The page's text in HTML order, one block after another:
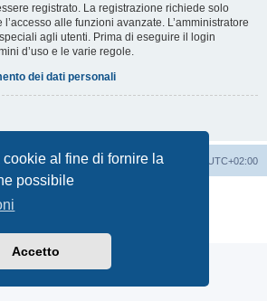
al fine di fornire la
possibile
Accetto
registrato. La registrazione richiede solo
alle funzioni avanzate. L’amministratore
agli utenti. Prima di eseguire il login
d’uso e le varie regole.
dei dati personali
Tutti gli orari sono UTC+02:00
Cancella cookie
Italiana